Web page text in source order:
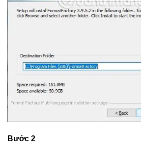
Bước 2